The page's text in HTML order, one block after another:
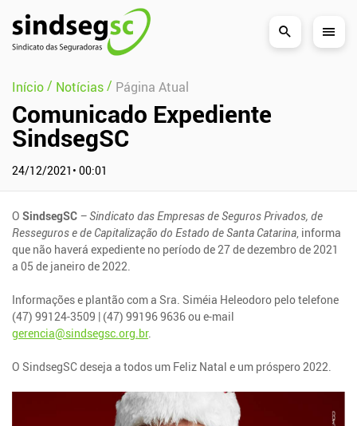
Pular Navegação (s)
Início/ Notícias/ Página Atual
Comunicado Expediente
SindsegSC
24/12/2021• 00:01
OSindsegSC – Sindicato das Empresas de Seguros Privados, de
Resseguros e de Capitalização do Estado de Santa Catarina , informa
que não haverá expediente no período de 27 de dezembro de 2021
a 05 de janeiro de 2022.
Informações e plantão com a Sra. Siméia Heleodoro pelo telefone
(47) 99124-3509 | (47) 99196 9636 ou e-mail
gerencia@sindsegsc.org.br.
O SindsegSC deseja a todos um Feliz Natal e um próspero 2022.